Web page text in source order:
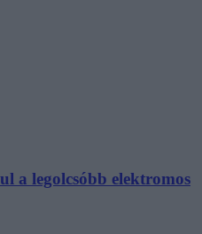
a legolcsóbb elektromos